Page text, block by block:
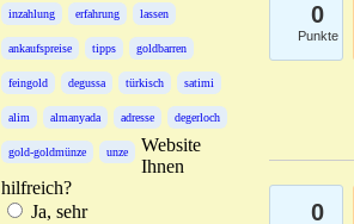
inzahlung erfahrung lassen
ankaufspreise tipps goldbarren
feingold degussa türkisch satimi
alim almanyada adresse degerloch
gold-goldmünze unze
Website
Ihnen
hilfreich?
Ja, sehr
0
Punkte
0